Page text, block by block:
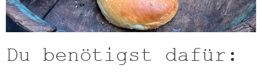
Du benötigst dafür: